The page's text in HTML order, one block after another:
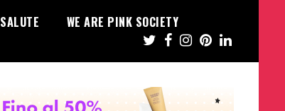
SALUTE WE ARE PINK SOCIETY